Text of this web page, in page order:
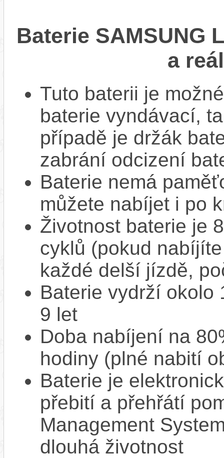
Baterie SAMSUNG
a
Tuto baterii je
baterie vyndávací,
případě je držák
zabrání odcizení
Baterie nemá
můžete nabíjet i po
Životnost baterie je
cyklů (pokud
každé delší jízdě,
Baterie vydrží okolo
9 let
Doba nabíjení na
hodiny (plné nabití
Baterie je
přebití a přehřátí
Management
dlouhá životnost